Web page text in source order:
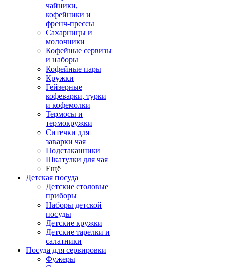
чайники,
кофейники и
френч-прессы
Сахарницы и
молочники
Кофейные сервизы
и наборы
Кофейные пары
Кружки
Гейзерные
кофеварки, турки
и кофемолки
Термосы и
термокружки
Ситечки для
заварки чая
Подстаканники
Шкатулки для чая
Ещё
Детская посуда
Детские столовые
приборы
Наборы детской
посуды
Детские кружки
Детские тарелки и
салатники
Посуда для сервировки
Фужеры